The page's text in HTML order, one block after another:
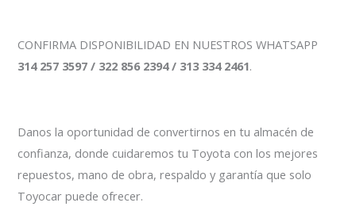
CONFIRMA DISPONIBILIDAD EN NUESTROS WHATSAPP
314 257 3597 / 322 856 2394 / 313 334 2461.
Danos la oportunidad de convertirnos en tu almacén de
confianza, donde cuidaremos tu Toyota con los mejores
repuestos, mano de obra, respaldo y garantía que solo
Toyocar puede ofrecer.